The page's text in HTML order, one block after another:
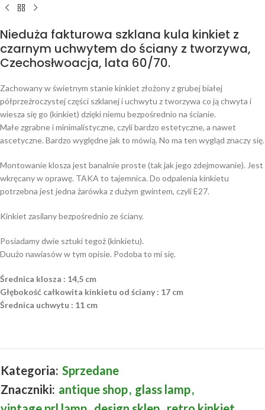
Nieduża fakturowa szklana kula kinkiet z
czarnym uchwytem do ściany z tworzywa,
Czechosłwoacja, lata 60/70.
Zachowany w świetnym stanie kinkiet złożony z grubej białej
półprzeźroczystej części szklanej i uchwytu z tworzywa co ją chwyta i
wiesza się go (kinkiet) dzięki niemu bezpośrednio na ścianie.
Małe zgrabne i minimalistyczne, czyli bardzo estetyczne, a nawet
ascetyczne. Bardzo wyględne jak to mówią. No ma ten wygląd znaczy się.
Montowanie klosza jest banalnie proste (tak jak jego zdejmowanie). Jest
wkręcany w oprawę. TAKA to tajemnica. Do odpalenia kinkietu
potrzebna jest jedna żarówka z dużym gwintem, czyli E27.
Kinkiet zasilany bezpośrednio ze ściany.
Posiadamy dwie sztuki tegoż (kinkietu).
Duużo nawiasów w tym opisie. Podoba to mi się.
Średnica klosza : 14,5 cm
Głębokość całkowita kinkietu od ściany : 17 cm
Średnica uchwytu : 11 cm
Kategoria: Sprzedane
Znaczniki: antique shop, glass lamp,